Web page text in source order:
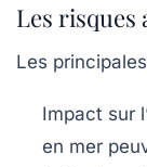
Les risques
Les
Impact sur
en mer